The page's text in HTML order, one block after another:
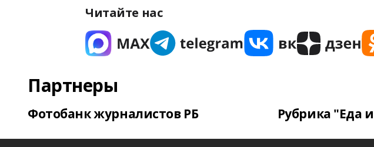
Читайте нас
Партнеры
Фотобанк журналистов РБ Рубрика "Еда